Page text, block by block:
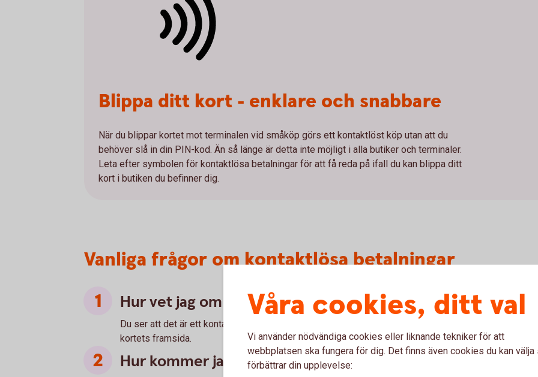
Blippa ditt kort - enklare och snabbare
När du blippar kortet mot terminalen vid småköp görs ett kontaktlöst köp utan att du
behöver slå in din PIN-kod. Än så länge är detta inte möjligt i alla butiker och terminaler.
Leta efter symbolen för kontaktlösa betalningar för att få reda på ifall du kan blippa ditt
kort i butiken du befinner dig.
Vanliga frågor om kontaktlösa betalningar
Hur vet jag om jag kan blippa med mitt kort?
Du ser att det är ett kontaktlöst kort genom att det har en liten symbol likt bilden ovan på
kortets framsida.
Hur kommer jag igång att blippa?
Våra cookies, ditt val
Vi använder nödvändiga cookies eller liknande tekniker för att
webbplatsen ska fungera för dig. Det finns även cookies du kan välja
förbättrar din upplevelse: